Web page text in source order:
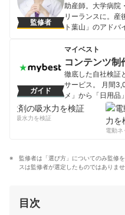
監修者
助産師。大学病院
リーランスに。産
ト葉山」のアド
訪問を行い、乳児
う。
浅井貴子のプロ
ガイド
マイベスト
コンテンツ制
徹底した自社検証
サービス。 月間
メ」から「日用品
ストな商品を選ん
コンテンツ制
の吸水力を検証
電動ネ
監修者は「選び方」についてのみ監修
スは監修者が選定したものではありませ
目次